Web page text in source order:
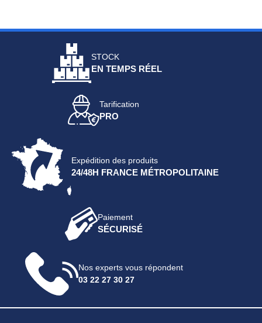
STOCK
EN TEMPS RÉEL
Tarification
PRO
Expédition des produits
24/48H FRANCE MÉTROPOLITAINE
Paiement
SÉCURISÉ
Nos experts vous répondent
03 22 27 30 27